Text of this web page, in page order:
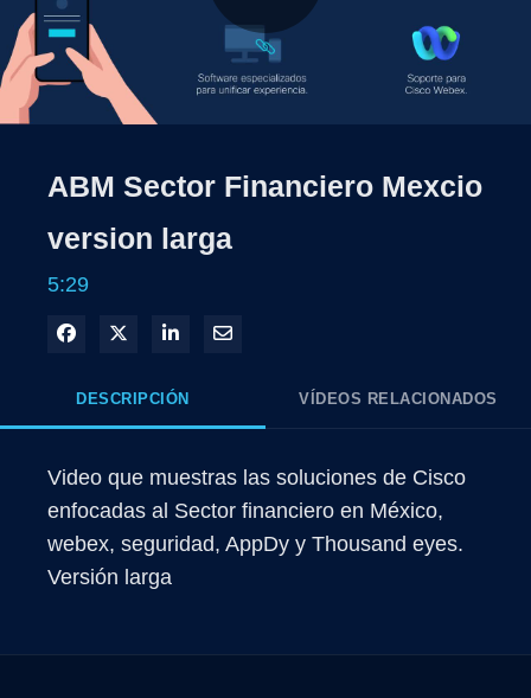
Play
ABM Sector Financiero Mexcio
version larga
5:29
Compartir en Facebook
Compartir en X
Compartir en LinkedIn
Compartir por correo electrónico
DESCRIPCIÓN VÍDEOS RELACIONADOS
Video que muestras las soluciones de Cisco
enfocadas al Sector financiero en México,
webex, seguridad, AppDy y Thousand eyes.
Versión larga